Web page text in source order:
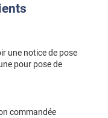
une notice de pose
pour pose de
commandée